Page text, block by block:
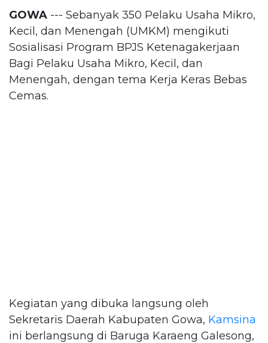
GOWA --- Sebanyak 350 Pelaku Usaha Mikro,
Kecil, dan Menengah (UMKM) mengikuti
Sosialisasi Program BPJS Ketenagakerjaan
Bagi Pelaku Usaha Mikro, Kecil, dan
Menengah, dengan tema Kerja Keras Bebas
Cemas.
Kegiatan yang dibuka langsung oleh
Sekretaris Daerah Kabupaten Gowa, Kamsina
ini berlangsung di Baruga Karaeng Galesong,